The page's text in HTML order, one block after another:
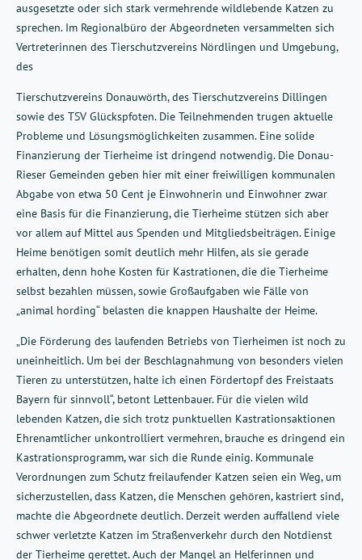
ausgesetzte oder sich stark vermehrende wildlebende Katzen zu
sprechen. Im Regionalbüro der Abgeordneten versammelten sich
Vertreterinnen des Tierschutzvereins Nördlingen und Umgebung,
des
Tierschutzvereins Donauwörth, des Tierschutzvereins Dillingen
sowie des TSV Glückspfoten. Die Teilnehmenden trugen aktuelle
Probleme und Lösungsmöglichkeiten zusammen. Eine solide
Finanzierung der Tierheime ist dringend notwendig. Die Donau-
Rieser Gemeinden geben hier mit einer freiwilligen kommunalen
Abgabe von etwa 50 Cent je Einwohnerin und Einwohner zwar
eine Basis für die Finanzierung, die Tierheime stützen sich aber
vor allem auf Mittel aus Spenden und Mitgliedsbeiträgen. Einige
Heime benötigen somit deutlich mehr Hilfen, als sie gerade
erhalten, denn hohe Kosten für Kastrationen, die die Tierheime
selbst bezahlen müssen, sowie Großaufgaben wie Fälle von
„animal hording“ belasten die knappen Haushalte der Heime.
„Die Förderung des laufenden Betriebs von Tierheimen ist noch zu
uneinheitlich. Um bei der Beschlagnahmung von besonders vielen
Tieren zu unterstützen, halte ich einen Fördertopf des Freistaats
Bayern für sinnvoll“, betont Lettenbauer. Für die vielen wild
lebenden Katzen, die sich trotz punktuellen Kastrationsaktionen
Ehrenamtlicher unkontrolliert vermehren, brauche es dringend ein
Kastrationsprogramm, war sich die Runde einig. Kommunale
Verordnungen zum Schutz freilaufender Katzen seien ein Weg, um
sicherzustellen, dass Katzen, die Menschen gehören, kastriert sind,
machte die Abgeordnete deutlich. Derzeit werden auffallend viele
schwer verletzte Katzen im Straßenverkehr durch den Notdienst
der Tierheime gerettet. Auch der Mangel an Helferinnen und